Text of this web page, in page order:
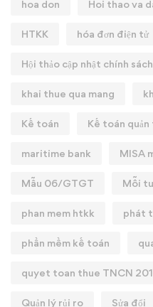
hoa don Hoi thao va
HTKK hóa đơn điện tử
Hội thảo cập nhật chính
khai thue qua mang
Kế toán Kế toán
maritime bank MISA
Mẫu 06/GTGT Mỗi
phan mem htkk phát
phần mềm kế toán
quyet toan thue TNCN
Quản lý rủi ro Sửa đổi